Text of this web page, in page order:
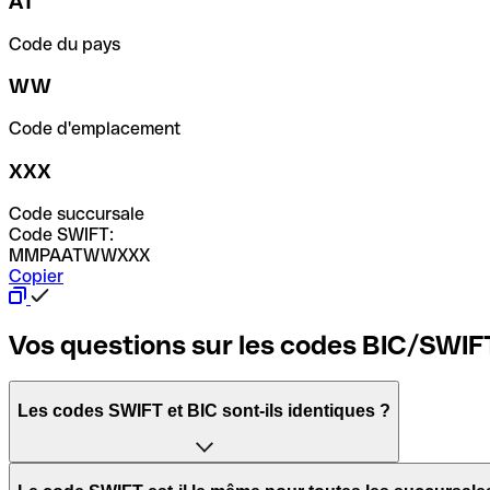
Code du pays
WW
Code d'emplacement
XXX
Code succursale
Code SWIFT:
MMPAATWWXXX
Copier
Vos questions sur les codes BIC/
Les codes SWIFT et BIC sont-ils identiques ?